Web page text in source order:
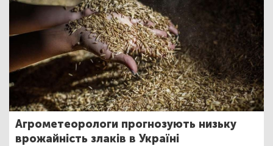
Агрометеорологи прогнозують низьку
врожайність злаків в Україні